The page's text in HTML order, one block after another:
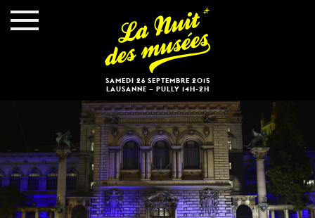
SAMEDI 26 SEPTEMBRE 2015
LAUSANNE – PULLY 14H-2H